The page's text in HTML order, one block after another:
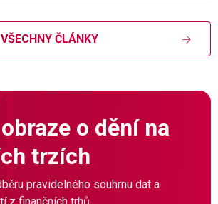
VŠECHNY ČLÁNKY
o dění na
trzích
pravidelného souhrnu dat a
z finančních trhů.